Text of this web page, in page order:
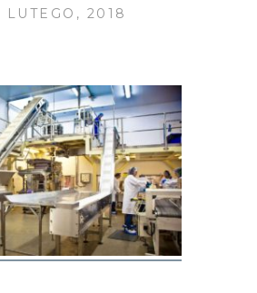
LUTEGO, 2018